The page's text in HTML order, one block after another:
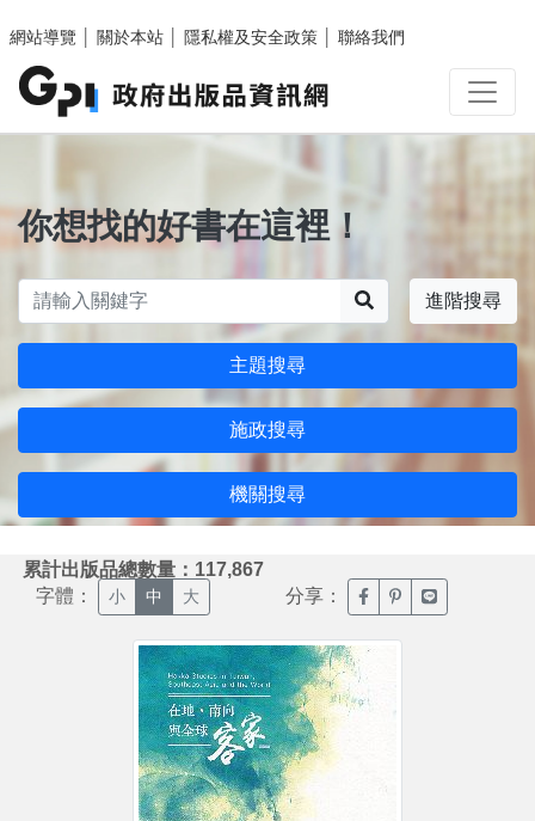
網站導覽
關於本站 隱私權及安全政策 聯絡我們
你想找的好書在這裡！
進階搜尋
主題搜尋
施政搜尋
機關搜尋
累計出版品總數量：117,867
字體： 小 中 大 分享： 臉書分享(另開新視窗)
噗浪分享(另開新
Line分享(另